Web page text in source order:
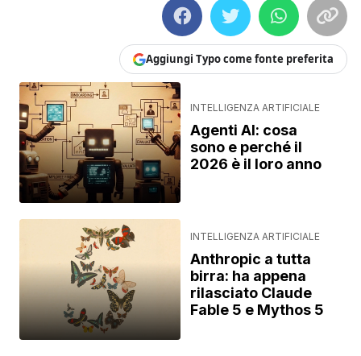
Aggiungi Typo come fonte preferita
INTELLIGENZA ARTIFICIALE
Agenti AI: cosa
sono e perché il
2026 è il loro anno
INTELLIGENZA ARTIFICIALE
Anthropic a tutta
birra: ha appena
rilasciato Claude
Fable 5 e Mythos 5